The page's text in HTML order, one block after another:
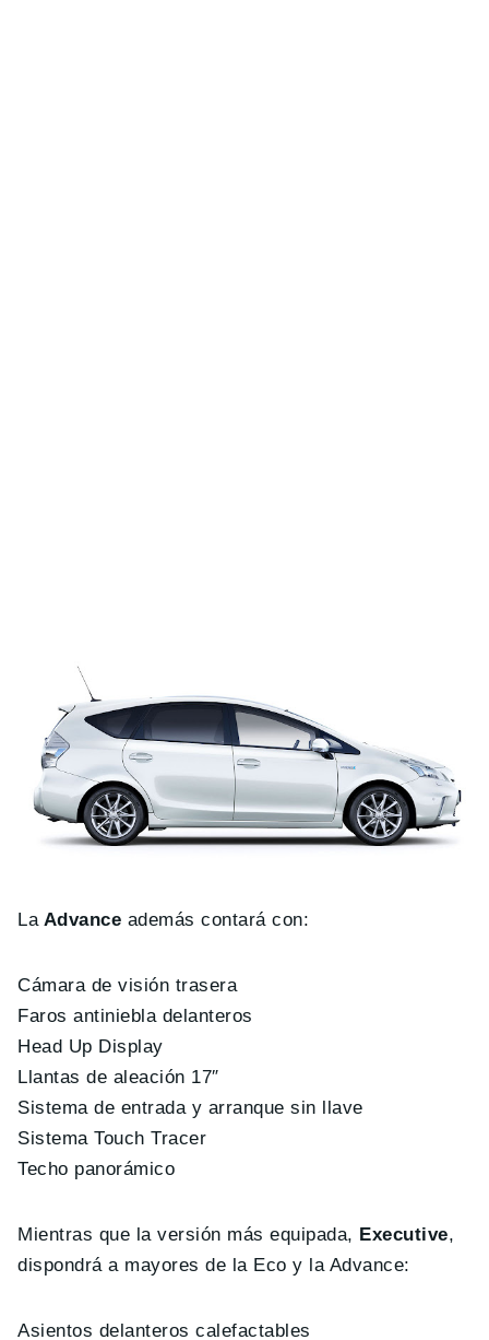
LaAdvance además contará con:
Cámara de visión trasera
Faros antiniebla delanteros
Head Up Display
Llantas de aleación 17″
Sistema de entrada y arranque sin llave
Sistema Touch Tracer
Techo panorámico
Mientras que la versión más equipada, Executive,
dispondrá a mayores de la Eco y la Advance:
Asientos delanteros calefactables